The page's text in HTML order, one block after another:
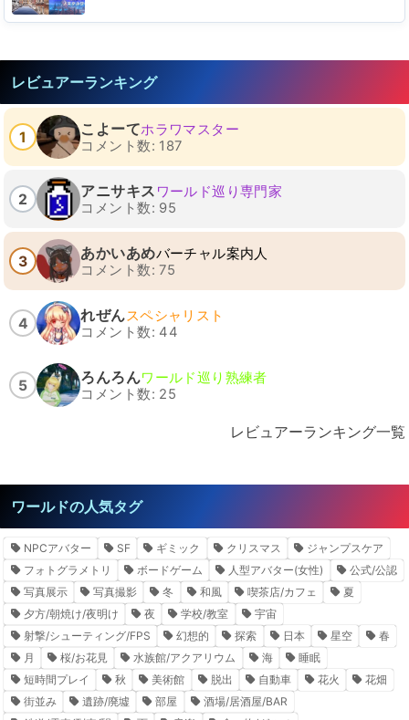
レビュアーランキング
1 こよーてホラワマスター
コメント数: 187
2 アニサキス ワールド巡り専門家
コメント数: 95
3 あかいあめバーチャル案内人
コメント数: 75
4 れぜんスペシャリスト
コメント数: 44
5 ろんろんワールド巡り熟練者
コメント数: 25
レビュアーランキング一覧
ワールドの人気タグ
NPCアバター SF ギミック クリスマス
ジャンプスケア
フォトグラメトリ
ボードゲーム 人型アバター(女性)
公式/公認
写真展示
写真撮影 冬 和風 喫茶店/カフェ
夏
夕方/朝焼け/夜明け
夜 学校/教室
宇宙
射撃/シューティング/FPS
幻想的 探索 日本 星空
春
月
桜/お花見 水族館/アクアリウム 海
睡眠
短時間プレイ
秋 美術館 脱出 自動車 花火
花畑
街並み
遺跡/廃墟 部屋
酒場/居酒屋/BAR